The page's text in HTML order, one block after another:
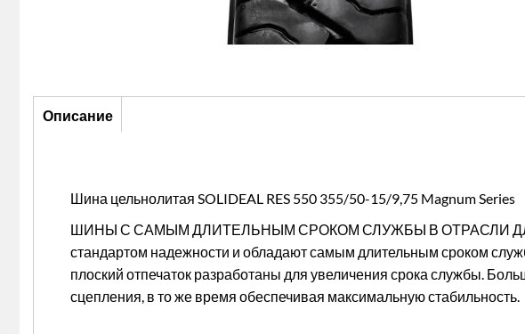
Описание
Описание
Шина цельнолитая SOLIDEAL RES 550 355/50-15/9,75 Magnum Series
ШИНЫ С САМЫМ ДЛИТЕЛЬНЫМ СРОКОМ СЛУЖБЫ В ОТРАСЛИ
стандартом надежности и обладают самым длительным сроком
плоский отпечаток разработаны для увеличения срока службы.
сцепления, в то же время обеспечивая максимальную стабильность.